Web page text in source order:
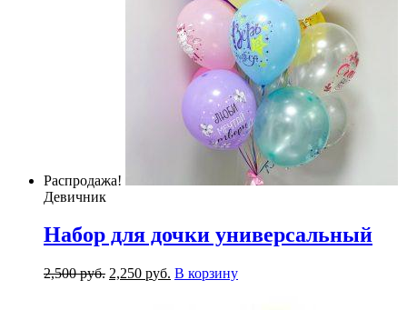
Распродажа!
Девичник
Набор для дочки универсальный
2,500руб. 2,250 руб. В корзину